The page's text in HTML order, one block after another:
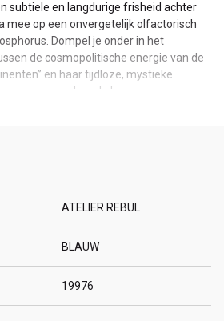
subtiele en langdurige frisheid achter
mee op een onvergetelijk olfactorisch
Dompel je onder in het
de cosmopolitische energie van de
en haar tijdloze, mystieke
verwennen door de luxueuze geur van
ATELIER REBUL
BLAUW
19976